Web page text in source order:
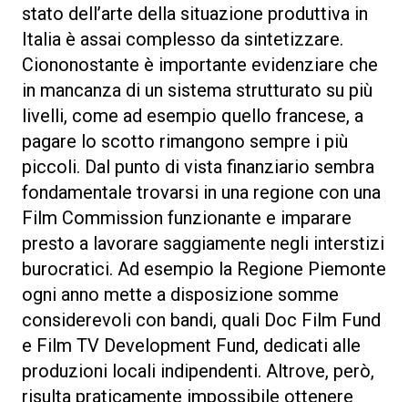
stato dell’arte della situazione produttiva in
Italia è assai complesso da sintetizzare.
Ciononostante è importante evidenziare che
in mancanza di un sistema strutturato su più
livelli, come ad esempio quello francese, a
pagare lo scotto rimangono sempre i più
piccoli. Dal punto di vista finanziario sembra
fondamentale trovarsi in una regione con una
Film Commission funzionante e imparare
presto a lavorare saggiamente negli interstizi
burocratici. Ad esempio la Regione Piemonte
ogni anno mette a disposizione somme
considerevoli con bandi, quali Doc Film Fund
e Film TV Development Fund, dedicati alle
produzioni locali indipendenti. Altrove, però,
risulta praticamente impossibile ottenere